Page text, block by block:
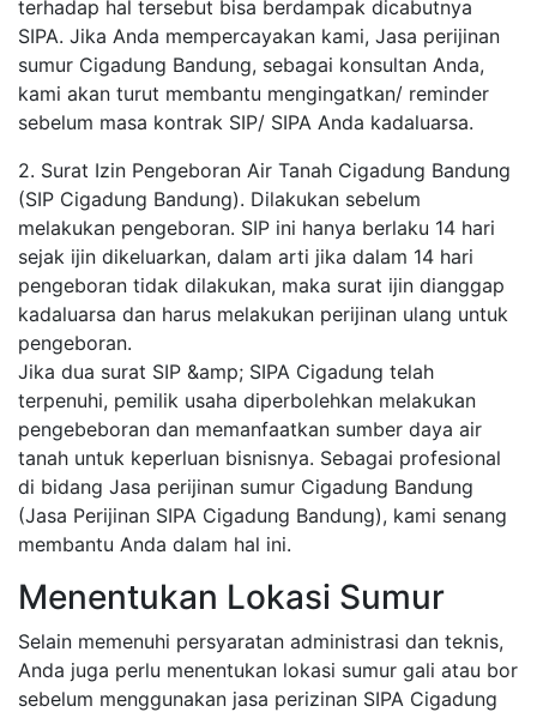
terhadap hal tersebut bisa berdampak dicabutnya
SIPA. Jika Anda mempercayakan kami, Jasa perijinan
sumur Cigadung Bandung, sebagai konsultan Anda,
kami akan turut membantu mengingatkan/ reminder
sebelum masa kontrak SIP/ SIPA Anda kadaluarsa.
2. Surat Izin Pengeboran Air Tanah Cigadung Bandung
(SIP Cigadung Bandung). Dilakukan sebelum
melakukan pengeboran. SIP ini hanya berlaku 14 hari
sejak ijin dikeluarkan, dalam arti jika dalam 14 hari
pengeboran tidak dilakukan, maka surat ijin dianggap
kadaluarsa dan harus melakukan perijinan ulang untuk
pengeboran.
Jika dua surat SIP &amp; SIPA Cigadung telah
terpenuhi, pemilik usaha diperbolehkan melakukan
pengebeboran dan memanfaatkan sumber daya air
tanah untuk keperluan bisnisnya. Sebagai profesional
di bidang Jasa perijinan sumur Cigadung Bandung
(Jasa Perijinan SIPA Cigadung Bandung), kami senang
membantu Anda dalam hal ini.
Menentukan Lokasi Sumur
Selain memenuhi persyaratan administrasi dan teknis,
Anda juga perlu menentukan lokasi sumur gali atau bor
sebelum menggunakan jasa perizinan SIPA Cigadung